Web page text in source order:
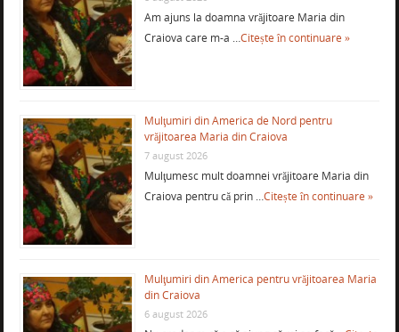
Am ajuns la doamna vrăjitoare Maria din
Craiova care m-a …Citește în continuare »
Mulţumiri din America de Nord pentru
vrăjitoarea Maria din Craiova
7 august 2026
Mulţumesc mult doamnei vrăjitoare Maria din
Craiova pentru că prin …Citește în continuare »
Mulţumiri din America pentru vrăjitoarea Maria
din Craiova
6 august 2026